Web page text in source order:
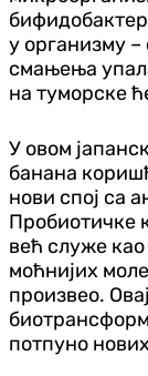
у организму –
смањења
на туморске
У овом
банана
нови спој са
Пробиотичке
већ служе
моћнијих
произвео.
потпуно